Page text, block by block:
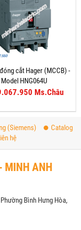
cắt Hager (MCCB) -
Model HNG064U
Ms.Châu
(Siemens)
Catalog
hệ
ANH
Bình Hưng Hòa,